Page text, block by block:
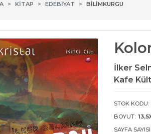
KİTAP EDEBIYAT BILIMKURGU
İlker
Kafe
STOK KODU:
BOYUT:
SAYFA SAYISI: